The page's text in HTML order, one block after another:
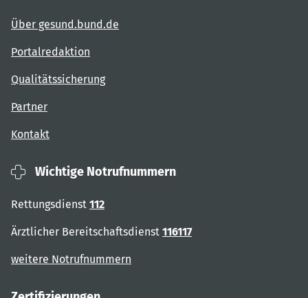
Über gesund.bund.de
Portalredaktion
Qualitätssicherung
Partner
Kontakt
Wichtige Notrufnummern
Rettungsdienst 112
Ärztlicher Bereitschaftsdienst 116117
weitere Notrufnummern